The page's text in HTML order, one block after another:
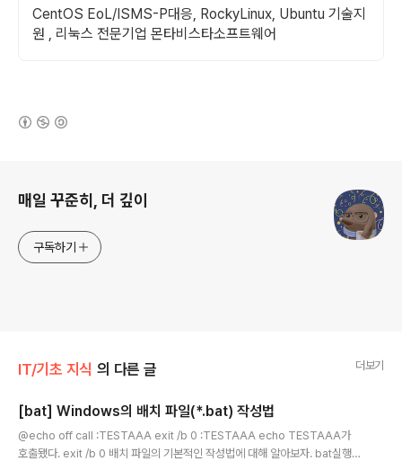
CentOS EoL/ISMS-P대응, RockyLinux, Ubuntu 기술지
원 , 리눅스 전문기업 몬타비스타소프트웨어
매일 꾸준히, 더 깊이
구독하기
IT/기초 지식 의 다른 글 더보기
[bat] Windows의 배치 파일(*.bat) 작성법
@echo off call :TESTAAA exit /b 0 :TESTAAA echo TESTAAA가
호출됐다. exit /b 0 배치 파일의 기본적인 작성법에 대해 알아보자. bat실행시